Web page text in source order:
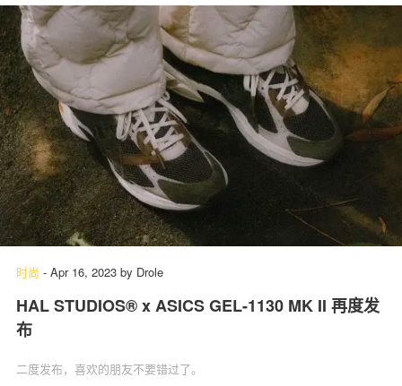
时尚 - Apr 16, 2023 by Drole
HAL STUDIOS® x ASICS GEL-1130 MK II 再度发
布
二度发布，喜欢的朋友不要错过了。